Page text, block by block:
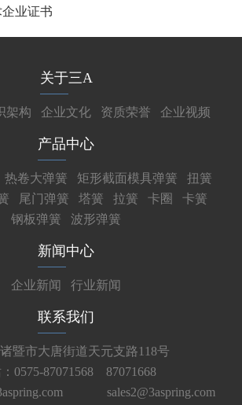
业证书
关于三A
架构 企业文化 资质荣誉 企业视频
产品中心
热卷大弹簧 矩形截面模具弹簧
扭簧
尾门弹簧 塔簧 拉簧 卡圈
卡簧
钢板弹簧
波形弹簧
新闻中心
企业新闻 行业新闻
联系我们
暨市大唐街道天元支路118号
0575-87071568 87071668
sales2@3aspring.com